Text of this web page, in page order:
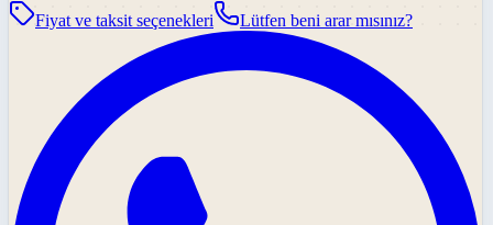
Fiyat ve taksit seçenekleri
Lütfen beni arar mısınız?